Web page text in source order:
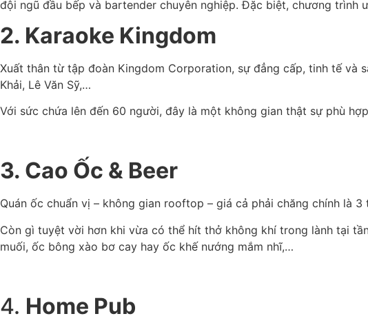
đội ngũ đầu bếp và bartender chuyên nghiệp. Đặc biệt, chương trình
2. Karaoke Kingdom
Xuất thân từ tập đoàn Kingdom Corporation, sự đẳng cấp, tinh tế và
Khải, Lê Văn Sỹ,…
Với sức chứa lên đến 60 người, đây là một không gian thật sự phù
3. Cao Ốc & Beer
Quán ốc chuẩn vị – không gian rooftop – giá cả phải chăng chính là
Còn gì tuyệt vời hơn khi vừa có thể hít thở không khí trong lành tại
muối, ốc bông xào bơ cay hay ốc khế nướng mắm nhĩ,…
4. Home Pub